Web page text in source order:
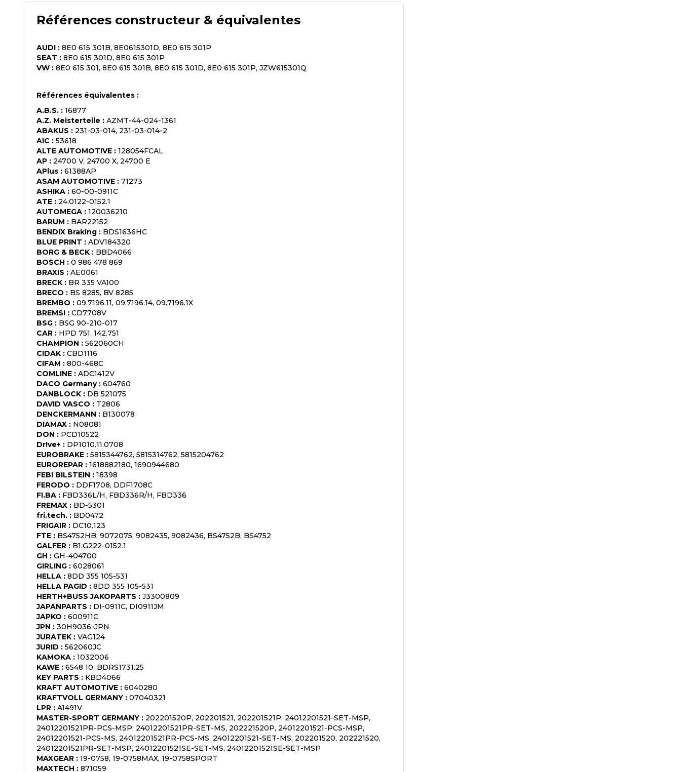
Références constructeur & équivalentes
AUDI : 8E0 615 301B, 8E0615301D, 8E0 615 301P
SEAT : 8E0 615 301D, 8E0 615 301P
VW : 8E0 615 301, 8E0 615 301B, 8E0 615 301D, 8E0 615 301P, JZW615301Q
Références équivalentes :
A.B.S. : 16877
A.Z. Meisterteile : AZMT-44-024-1361
ABAKUS : 231-03-014, 231-03-014-2
AIC : 53618
ALTE AUTOMOTIVE : 128054FCAL
AP : 24700 V, 24700 X, 24700 E
APlus : 61388AP
ASAM AUTOMOTIVE : 71273
ASHIKA : 60-00-0911C
ATE : 24.0122-0152.1
AUTOMEGA : 120036210
BARUM : BAR22152
BENDIX Braking : BDS1636HC
BLUE PRINT : ADV184320
BORG & BECK : BBD4066
BOSCH : 0 986 478 869
BRAXIS : AE0061
BRECK : BR 335 VA100
BRECO : BS 8285, BV 8285
BREMBO : 09.7196.11, 09.7196.14, 09.7196.1X
BREMSI : CD7708V
BSG : BSG 90-210-017
CAR : HPD 751, 142.751
CHAMPION : 562060CH
CIDAK : CBD1116
CIFAM : 800-468C
COMLINE : ADC1412V
DACO Germany: 604760
DANBLOCK : DB 521075
DAVID VASCO : T2806
DENCKERMANN : B130078
DIAMAX : N08081
DON : PCD10522
Dr!ve+ : DP1010.11.0708
EUROBRAKE : 5815344762, 5815314762, 5815204762
EUROREPAR : 1618882180, 1690944680
FEBI BILSTEIN : 18398
FERODO : DDF1708, DDF1708C
FI.BA : FBD336L/H, FBD336R/H, FBD336
FREMAX : BD-5301
fri.tech. : BD0472
FRIGAIR : DC10.123
FTE : BS4752HB, 9072075, 9082435, 9082436, BS4752B, BS4752
GALFER : B1.G222-0152.1
GH : GH-404700
GIRLING : 6028061
HELLA : 8DD 355 105-531
HELLA PAGID : 8DD 355 105-531
HERTH+BUSS JAKOPARTS : J3300809
JAPANPARTS : DI-0911C, DI0911JM
JAPKO : 600911C
JPN : 30H9036-JPN
JURATEK : VAG124
JURID : 562060JC
KAMOKA : 1032006
KAWE : 6548 10, BDRS1731.25
KEY PARTS : KBD4066
KRAFT AUTOMOTIVE : 6040280
KRAFTVOLL GERMANY : 07040321
LPR : A1491V
MASTER-SPORT GERMANY : 202201520P, 202201521, 202201521P, 24012201521-SET-MSP,
24012201521PR-PCS-MSP, 24012201521PR-SET-MS, 202221520P, 24012201521-PCS-MSP,
24012201521-PCS-MS, 24012201521PR-PCS-MS, 24012201521-SET-MS, 202201520, 202221520,
24012201521PR-SET-MSP, 24012201521SE-SET-MS, 24012201521SE-SET-MSP
MAXGEAR : 19-0758, 19-0758MAX, 19-0758SPORT
MAXTECH : 871059